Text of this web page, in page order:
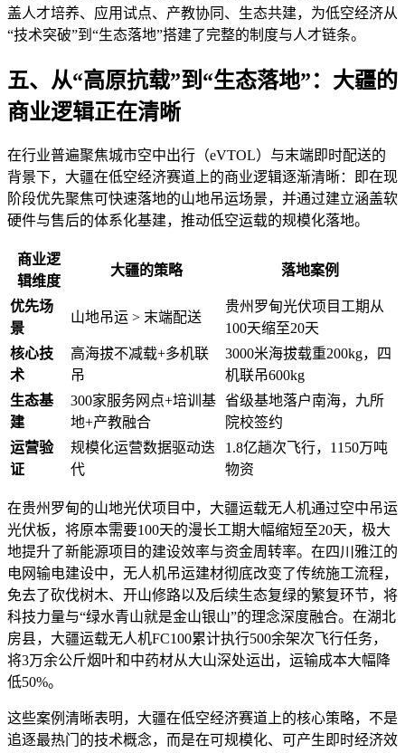
盖人才培养、应用试点、产教协同、生态共建，为低空经济从
“技术突破”到“生态落地”搭建了完整的制度与人才链条。
五、从“高原抗载”到“生态落地”：大疆的
商业逻辑正在清晰
在行业普遍聚焦城市空中出行（eVTOL）与末端即时配送的
背景下，大疆在低空经济赛道上的商业逻辑逐渐清晰：即在现
阶段优先聚焦可快速落地的山地吊运场景，并通过建立涵盖软
硬件与售后的体系化基建，推动低空运载的规模化落地。
商业逻
辑维度
大疆的策略 落地案例
优先场
景
山地吊运 > 末端配送
贵州罗甸光伏项目工期从
100天缩至20天
核心技
术
高海拔不减载+多机联
吊
3000米海拔载重200kg，四
机联吊600kg
生态基
建
300家服务网点+培训基
地+产教融合
省级基地落户南海，九所
院校签约
运营验
证
规模化运营数据驱动迭
代
1.8亿趟次飞行，1150万吨
物资
在贵州罗甸的山地光伏项目中，大疆运载无人机通过空中吊运
光伏板，将原本需要100天的漫长工期大幅缩短至20天，极大
地提升了新能源项目的建设效率与资金周转率。在四川雅江的
电网输电建设中，无人机吊运建材彻底改变了传统施工流程，
免去了砍伐树木、开山修路以及后续生态复绿的繁复环节，将
科技力量与“绿水青山就是金山银山”的理念深度融合。在湖北
房县，大疆运载无人机FC100累计执行500余架次飞行任务，
将3万余公斤烟叶和中药材从大山深处运出，运输成本大幅降
低50%。
这些案例清晰表明，大疆在低空经济赛道上的核心策略，不是
追逐最热门的技术概念，而是在可规模化、可产生即时经济效